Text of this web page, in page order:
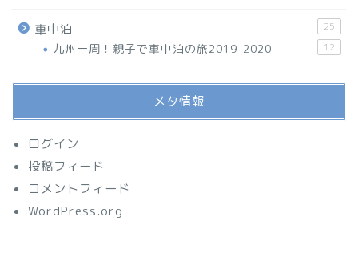
車中泊 25
九州一周！親子で車中泊の旅2019-2020 12
メタ情報
ログイン
投稿フィード
コメントフィード
WordPress.org